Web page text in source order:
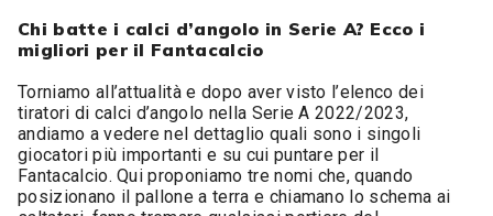
Chi batte i calci d’angolo in Serie A? Ecco i
migliori per il Fantacalcio
Torniamo all’attualità e dopo aver visto l’elenco dei
tiratori di calci d’angolo nella Serie A 2022/2023,
andiamo a vedere nel dettaglio quali sono i singoli
giocatori più importanti e su cui puntare per il
Fantacalcio. Qui proponiamo tre nomi che, quando
posizionano il pallone a terra e chiamano lo schema ai